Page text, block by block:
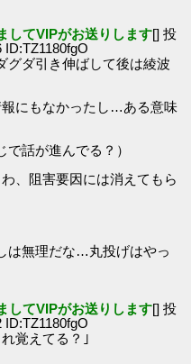
してVIPがお送りします[] 投
ID:TZ1180fgO
グダ引き伸ばして後は綾波
にもなかったし…ある意味
話が進んでる？）
、阻害要因には消えてもら
は無理だな…丸投げはやっ
してVIPがお送りします[] 投
ID:TZ1180fgO
覚えてる？｣